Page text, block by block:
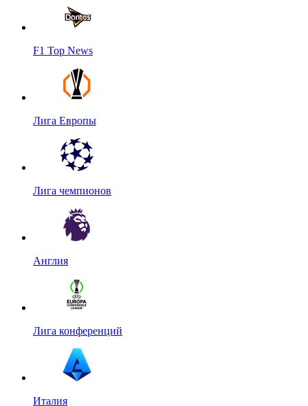
F1 Top News
Лига Европы
Лига чемпионов
Англия
Лига конференций
Италия